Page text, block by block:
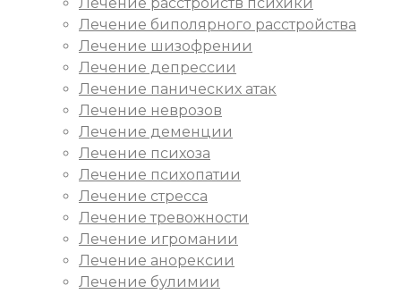
Лечение биполярного расстройства
Лечение шизофрении
Лечение депрессии
Лечение панических атак
Лечение неврозов
Лечение деменции
Лечение психоза
Лечение психопатии
Лечение стресса
Лечение тревожности
Лечение игромании
Лечение анорексии
Лечение булимии